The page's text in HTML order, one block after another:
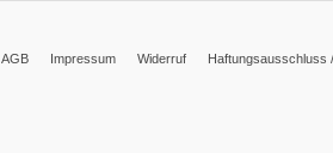
AGB Impressum Widerruf Haftungsausschluss